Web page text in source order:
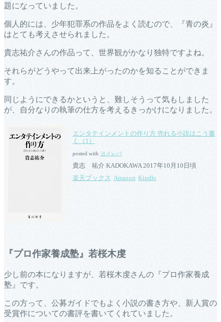
題になっていました。
個人的には、少年犯罪系の作品をよく読むので、『青の炎』
はとても考えさせられました。
貴志祐介さんの作品って、世界観がかなり独特ですよね。
それらがどうやって出来上がったのかを知ることができま
す。
同じようにできるかというと、難しそうって気もしました
が、自分なりの執筆の仕方を考えるきっかけになりました。
エンタテインメントの作り方 売れる小説はこう書
く（1）
posted with ヨメレバ
貴志 祐介 KADOKAWA 2017年10月10日頃
楽天ブックス Amazon Kindle
『プロ作家養成塾』若桜木虔
少し前の本になりますが、若桜木虔さんの『プロ作家養成
塾』です。
この方って、公募ガイドでもよく小説の書き方や、新人賞の
受賞作についての書評を書いてくれていました。